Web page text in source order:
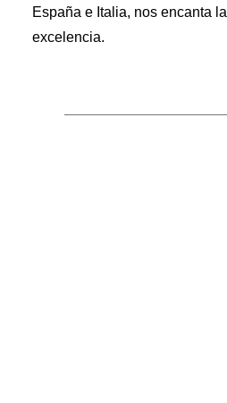
España e Italia, nos encanta la
excelencia.